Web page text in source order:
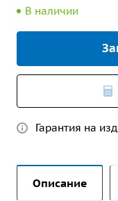
В наличии
Гарантия на
Описание